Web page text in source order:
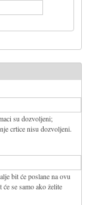
crtice nisu dozvoljeni.
bit će poslane na ovu
se samo ako želite